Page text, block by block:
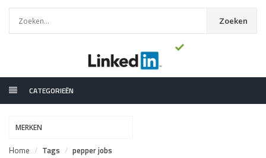
Zoeken
CATEGORIEËN
MERKEN
Home Tags pepper jobs